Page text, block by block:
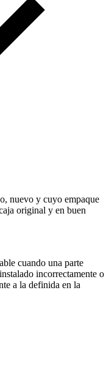
nuevo y cuyo empaque
original y en buen
cuando una parte
incorrectamente o
a la definida en la